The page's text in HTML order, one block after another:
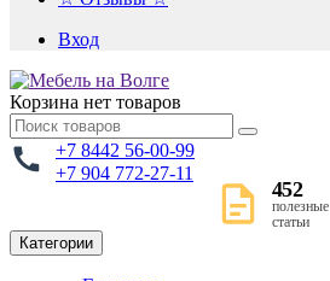
Вход
Корзина нет товаров
+7 8442 56-00-99
+7 904 772-27-11
452
полезные
статьи
Категории